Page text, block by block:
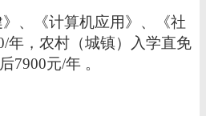
、《计算机应用》、《社
/年，农村（城镇）入学直免
7900元/年 。